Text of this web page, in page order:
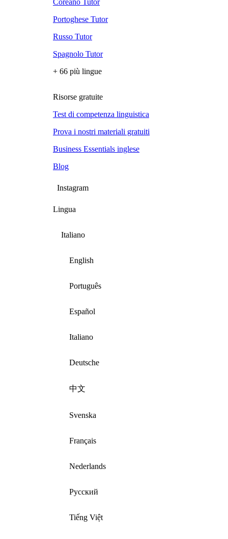
Coreano Tutor
Portoghese Tutor
Russo Tutor
Spagnolo Tutor
+ 66 più lingue
Risorse gratuite
Test di competenza linguistica
Prova i nostri materiali gratuiti
Business Essentials inglese
Blog
Instagram
Lingua
Italiano
English
Português
Español
Italiano
Deutsche
中文
Svenska
Français
Nederlands
Русский
Tiếng Việt